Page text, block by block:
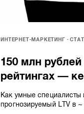
ИНТЕРНЕТ-МАРКЕТИНГ
150 млн
рейтингах —
Как умные специалисты
прогнозируемый LTV в